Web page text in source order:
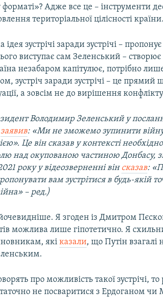
Адже все це – інструменти
територіальної цілісності країни.
ідея зустрічі заради зустрічі –
виступає сам Зеленський –
незабаром капітулює, потрібно
зустріч заради зустрічі – це прямий
а зовсім не до вирішення
Володимир Зеленський у
заявив: «Ми не зможемо зупинити
Це він сказав у контексті
над окупованою частиною Донбасу,
року у відеозверненні він сказав:
вам зустрітися в будь-якій
– ред.)
Я згоден із Дмитром
можлива лише гіпотетично. Я
якіказали, що Путін взагалі
про можливість такої зустрічі,
не посваритися з Ердоганом